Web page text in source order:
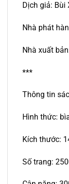
Dịch giả: Bùi
Nhà phát
Nhà xuất
***
Thông tin
Hình thức:
Kích thước:
Số trang: